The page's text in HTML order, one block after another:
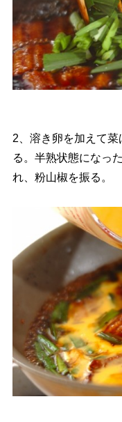
2、溶き卵を加えて
る。半熟状態になっ
れ、粉山椒を振る。